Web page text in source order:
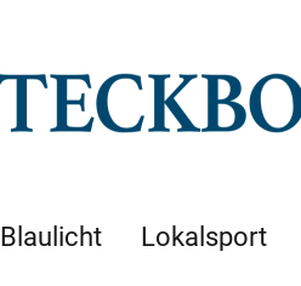
Blaulicht Lokalsport